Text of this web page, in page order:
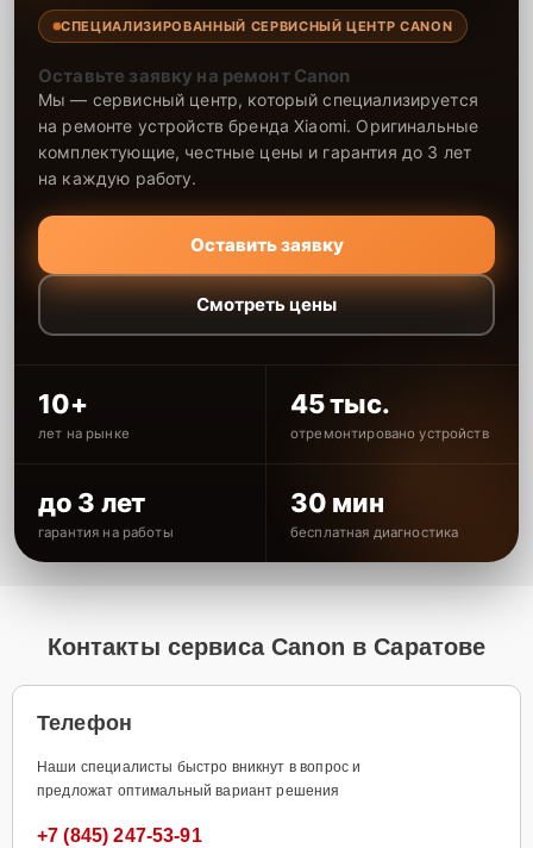
СПЕЦИАЛИЗИРОВАННЫЙ СЕРВИСНЫЙ ЦЕНТР CANON
Оставьте заявку на ремонт Canon
Мы — сервисный центр, который специализируется
на ремонте устройств бренда Xiaomi. Оригинальные
комплектующие, честные цены и гарантия до 3 лет
на каждую работу.
Оставить заявку
Смотреть цены
10+
лет на рынке
45 тыс.
отремонтировано устройств
до 3 лет
гарантия на работы
30 мин
бесплатная диагностика
Контакты сервиса Canon в Саратове
Телефон
Наши специалисты быстро вникнут в вопрос и
предложат оптимальный вариант решения
+7 (845) 247-53-91